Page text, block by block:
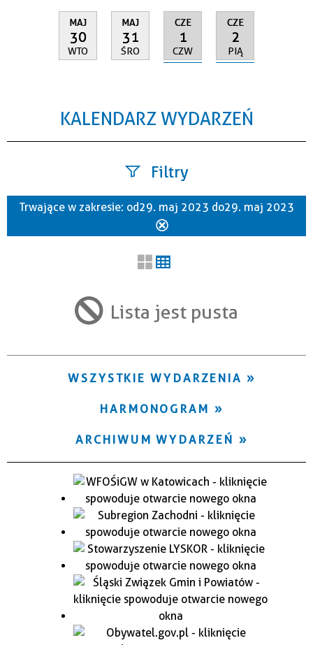
MAJ
30
WTO
MAJ
31
ŚRO
CZE
1
CZW
CZE
2
PIĄ
KALENDARZ WYDARZEŃ
Filtry
Szukana fraza
Trwające w zakresie
Trwające w zakresie: od 29. maj 2023 do 29. maj 2023
filtr
Lista jest pusta
WSZYSTKIE WYDARZENIA
HARMONOGRAM
ARCHIWUM WYDARZEŃ